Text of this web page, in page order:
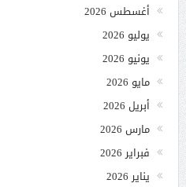
أغسطس 2026
يوليو 2026
يونيو 2026
مايو 2026
أبريل 2026
مارس 2026
فبراير 2026
يناير 2026